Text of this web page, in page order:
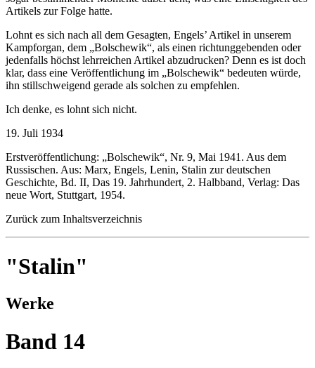
Artikels zur Folge hatte.
Lohnt es sich nach all dem Gesagten, Engels’ Artikel in unserem
Kampforgan, dem „Bolschewik“, als einen richtunggebenden oder
jedenfalls höchst lehrreichen Artikel abzudrucken? Denn es ist doch
klar, dass eine Veröffentlichung im „Bolschewik“ bedeuten würde,
ihn stillschweigend gerade als solchen zu empfehlen.
Ich denke, es lohnt sich nicht.
19. Juli 1934
Erstveröffentlichung: „Bolschewik“, Nr. 9, Mai 1941. Aus dem
Russischen. Aus: Marx, Engels, Lenin, Stalin zur deutschen
Geschichte, Bd. II, Das 19. Jahrhundert, 2. Halbband, Verlag: Das
neue Wort, Stuttgart, 1954.
Zurück zum Inhaltsverzeichnis
"Stalin"
Werke
Band 14